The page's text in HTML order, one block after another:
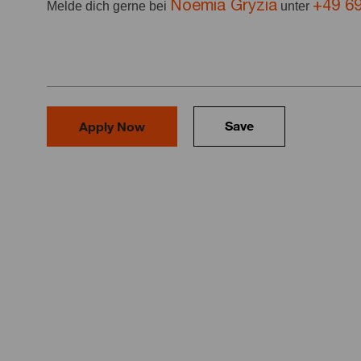
Melde dich gerne bei Noemia Gryzia unter +49
Apply Now Save